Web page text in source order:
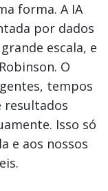
forma. A IA
por dados
escala, e
O
tempos
resultados
Isso só
e aos nossos